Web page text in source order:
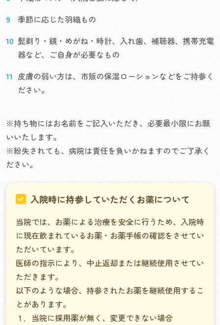
季節に応じた羽織もの
髭剃り・鏡・めがね・時計、入れ歯、補聴器、携帯充電
器など、ご自身が必要なもの
皮膚の弱い方は、市販の保湿ローションなどをご持参く
ださい。
※持ち物にはお名前をご記入いただき、必要最小限にお願
いいたします。
※紛失されても、病院は責任を負いかねますのでご了承く
ださい。
入院時に持参していただくお薬について
当院では、お薬による治療を安全に行うため、入院時
に現在飲まれているお薬・お薬手帳の確認をさせてい
ただいています。
医師の指示により、中止返却または継続使用させてい
ただきます。
以下のような場合、持参されたお薬を継続使用するこ
とがあります。
１．当院に採用薬が無く、変更できない場合